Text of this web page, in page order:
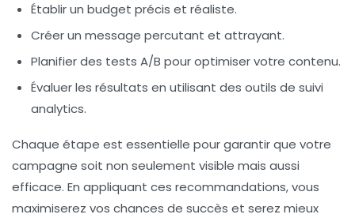
Établir un budget précis et réaliste.
Créer un message percutant et attrayant.
Planifier des tests A/B pour optimiser votre contenu.
Évaluer les résultats en utilisant des outils de suivi
analytics.
Chaque étape est essentielle pour garantir que votre
campagne soit non seulement visible mais aussi
efficace. En appliquant ces recommandations, vous
maximiserez vos chances de succès et serez mieux